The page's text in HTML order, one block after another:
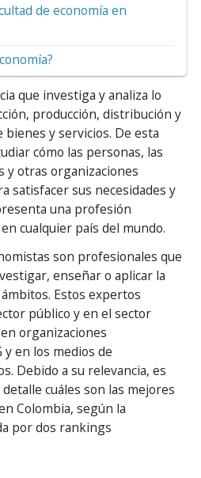
de economía en
que investiga y analiza lo
producción, distribución y
y servicios. De esta
cómo las personas, las
y otras organizaciones
satisfacer sus necesidades y
una profesión
cualquier país del mundo.
son profesionales que
enseñar o aplicar la
Estos expertos
público y en el sector
organizaciones
en los medios de
Debido a su relevancia, es
cuáles son las mejores
Colombia, según la
por dos rankings